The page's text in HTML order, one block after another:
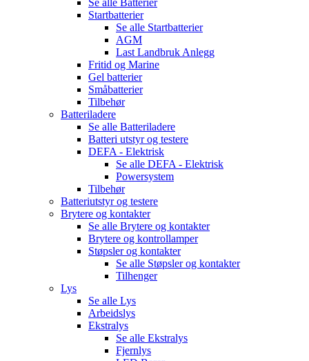
Startbatterier
Se alle Startbatterier
AGM
Last Landbruk Anlegg
Fritid og Marine
Gel batterier
Småbatterier
Tilbehør
Batteriladere
Se alle Batteriladere
Batteri utstyr og testere
DEFA - Elektrisk
Se alle DEFA - Elektrisk
Powersystem
Tilbehør
Batteriutstyr og testere
Brytere og kontakter
Se alle Brytere og kontakter
Brytere og kontrollamper
Støpsler og kontakter
Se alle Støpsler og kontakter
Tilhenger
Lys
Se alle Lys
Arbeidslys
Ekstralys
Se alle Ekstralys
Fjernlys